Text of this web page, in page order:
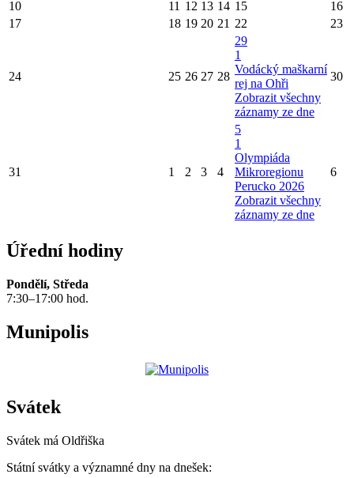
10 11 12 13 14 15
16
17
18 19 20 21 22 23
24 25 26 27 28
29
1
Vodácký maškarní
rej na Ohři
Zobrazit všechny
záznamy ze dne
30
31 1 2 3 4
5
1
Olympiáda
Mikroregionu
Perucko 2026
Zobrazit všechny
záznamy ze dne
6
Úřední hodiny
Pondělí, Středa
7:30–17:00 hod.
Munipolis
Svátek
Svátek má Oldřiška
Státní svátky a významné dny na dnešek: